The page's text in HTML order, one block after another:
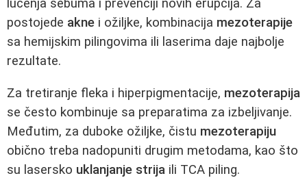
lučenja sebuma i prevenciji novih erupcija. Za
postojede akne i ožiljke, kombinacija mezoterapije
sa hemijskim pilingovima ili laserima daje najbolje
rezultate.
Za tretiranje fleka i hiperpigmentacije, mezoterapija
se često kombinuje sa preparatima za izbeljivanje.
Međutim, za duboke ožiljke, čistu mezoterapiju
obično treba nadopuniti drugim metodama, kao što
su lasersko uklanjanje strija ili TCA piling.